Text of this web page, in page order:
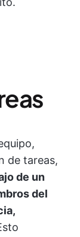
de tareas,
de un
del